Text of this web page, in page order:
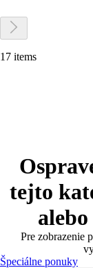
17 items
tejto
Pre zobrazenie
Špeciálne ponuky